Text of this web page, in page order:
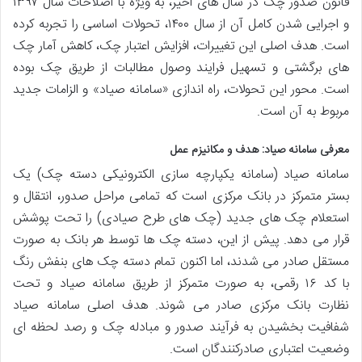
و اجرایی شدن کامل آن از سال ۱۴۰۰، تحولات اساسی را تجربه کرده
است. هدف اصلی این تغییرات، افزایش اعتبار چک، کاهش آمار چک
های برگشتی و تسهیل فرایند وصول مطالبات از طریق چک بوده
است. محور این تحولات، راه اندازی «سامانه صیاد» و الزامات جدید
مربوط به آن است.
معرفی سامانه صیاد: هدف و مکانیزم عمل
سامانه صیاد (سامانه یکپارچه سازی الکترونیکی دسته چک) یک
بستر متمرکز در بانک مرکزی است که تمامی مراحل صدور، انتقال و
استعلام چک های جدید (چک های طرح صیادی) را تحت پوشش
قرار می دهد. پیش از این، دسته چک ها توسط هر بانک به صورت
مستقل صادر می شدند، اما اکنون تمام دسته چک های بنفش رنگ
با کد ۱۶ رقمی، به صورت متمرکز از طریق سامانه صیاد و تحت
نظارت بانک مرکزی صادر می شوند. هدف اصلی سامانه صیاد
شفافیت بخشیدن به فرآیند صدور و مبادله چک و رصد لحظه ای
وضعیت اعتباری صادرکنندگان است.